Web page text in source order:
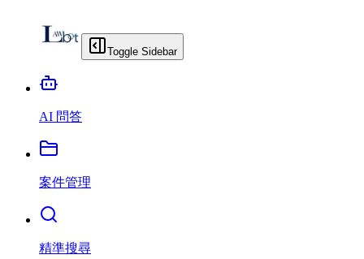
Toggle Sidebar
AI 問答
案件管理
精準搜尋